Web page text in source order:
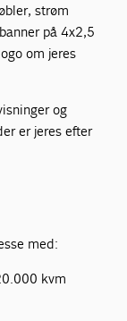
strøm
på 4x2,5
om jeres
og
er jeres efter
med:
kvm